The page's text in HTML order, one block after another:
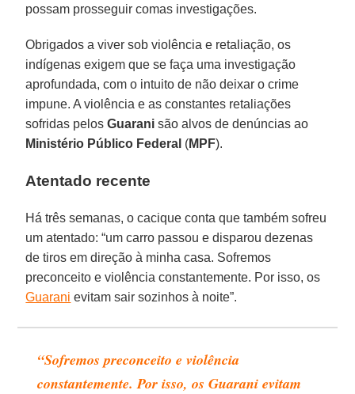
possam prosseguir comas investigações.
Obrigados a viver sob violência e retaliação, os
indígenas exigem que se faça uma investigação
aprofundada, com o intuito de não deixar o crime
impune. A violência e as constantes retaliações
sofridas pelosGuarani são alvos de denúncias ao
Ministério Público Federal (MPF).
Atentado recente
Há três semanas, o cacique conta que também sofreu
um atentado: “um carro passou e disparou dezenas
de tiros em direção à minha casa. Sofremos
preconceito e violência constantemente. Por isso, os
Guarani evitam sair sozinhos à noite”.
“Sofremos preconceito e violência
constantemente. Por isso, os Guarani evitam